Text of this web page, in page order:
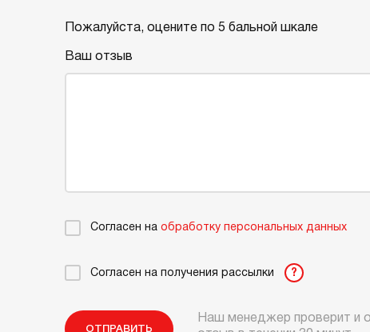
Пожалуйста, оцените по 5 бальной шкале
Ваш отзыв
Согласен на обработку персональных данных
Согласен на получения рассылки ?
ОТПРАВИТЬ
Наш менеджер проверит и